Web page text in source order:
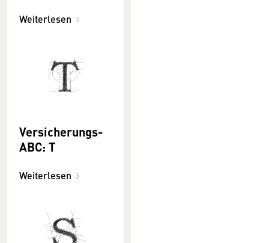
Weiterlesen
Versicherungs-
ABC: T
Weiterlesen